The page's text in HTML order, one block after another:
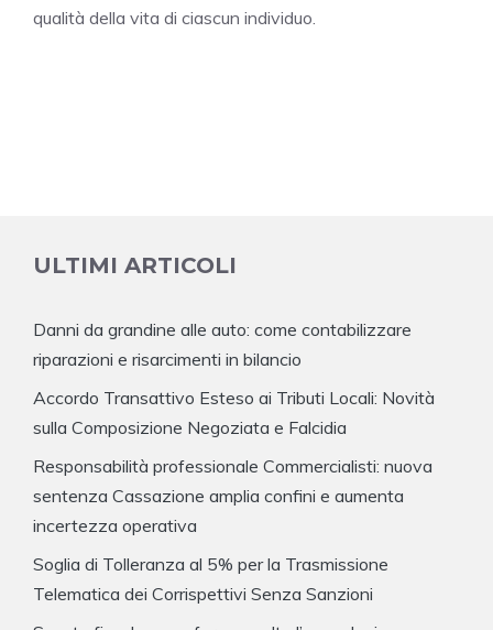
qualità della vita di ciascun individuo.
ULTIMI ARTICOLI
Danni da grandine alle auto: come contabilizzare
riparazioni e risarcimenti in bilancio
Accordo Transattivo Esteso ai Tributi Locali: Novità
sulla Composizione Negoziata e Falcidia
Responsabilità professionale Commercialisti: nuova
sentenza Cassazione amplia confini e aumenta
incertezza operativa
Soglia di Tolleranza al 5% per la Trasmissione
Telematica dei Corrispettivi Senza Sanzioni